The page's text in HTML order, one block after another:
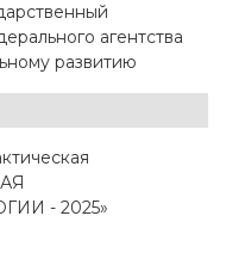
агентства
развитию
- 2025»